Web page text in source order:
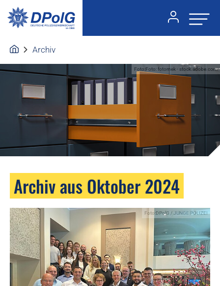
Archiv
Foto:Foto: fotomek - stock.adobe.com
Archiv aus Oktober 2024
Foto:DPolG / JUNGE POLIZEI